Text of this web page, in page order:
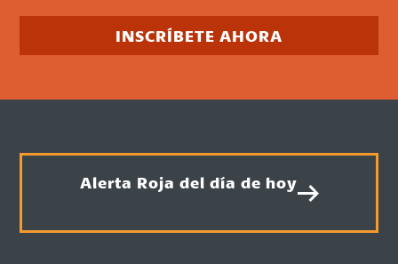
INSCRÍBETE AHORA
Alerta Roja del día de hoy